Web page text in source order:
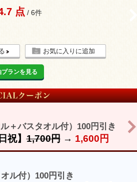
点 / 6件
お気に入りに追加
ランを見る
＋バスタオル付）100円引き
祝】1,700円→ 1,600円
ル付）100円引き